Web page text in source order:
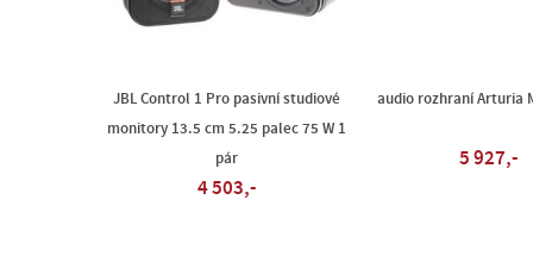
JBL Control 1 Pro pasivní studiové
monitory 13.5 cm 5.25 palec 75 W 1
pár
4 503,-
audio rozhraní Arturia
5 927,-